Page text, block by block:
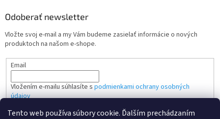
Tento web používa súbory cookie. Ďalším prechádzaním
Odoberať newsletter
Vložte svoj e-mail a my Vám budeme zasielať informácie o nových
produktoch na našom e-shope.
Email
Vložením e-mailu súhlasíte s podmienkami ochrany osobných
údajov